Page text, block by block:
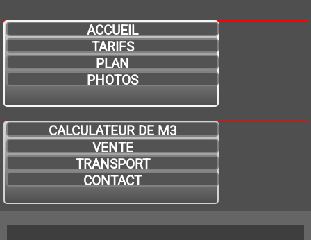
ACCUEIL
TARIFS
PLAN
PHOTOS
CALCULATEUR DE M3
VENTE
TRANSPORT
CONTACT